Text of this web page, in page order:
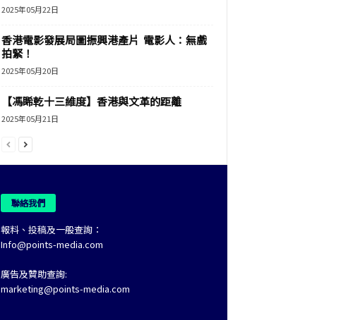
2025年05月22日
香港電影發展局圖振興港產片 電影人：無戲
拍緊！
2025年05月20日
【馮睎乾十三維度】香港與文革的距離
2025年05月21日
聯絡我們
報料、投稿及一般查詢：
Info@points-media.com
廣告及贊助查詢:
marketing@points-media.com